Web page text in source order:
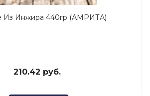
Из Инжира 440гр (АМРИТА)
210.42 руб.